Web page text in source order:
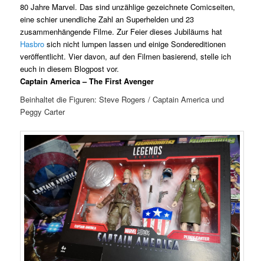
80 Jahre Marvel. Das sind unzählige gezeichnete Comicseiten,
eine schier unendliche Zahl an Superhelden und 23
zusammenhängende Filme. Zur Feier dieses Jubiläums hat
Hasbro sich nicht lumpen lassen und einige Sondereditionen
veröffentlicht. Vier davon, auf den Filmen basierend, stelle ich
euch in diesem Blogpost vor.
Captain America – The First Avenger
Beinhaltet die Figuren: Steve Rogers / Captain America und
Peggy Carter